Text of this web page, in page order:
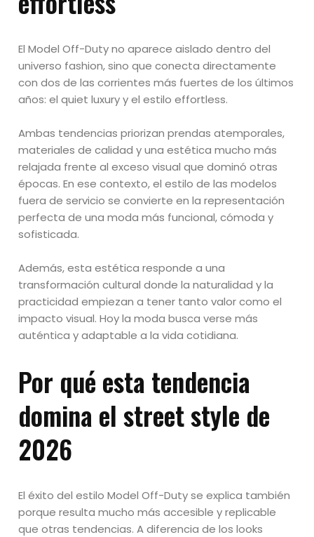
El Model Off-Duty no aparece aislado dentro del
universo fashion, sino que conecta directamente
con dos de las corrientes más fuertes de los últimos
años: el quiet luxury y el estilo effortless.
Ambas tendencias priorizan prendas atemporales,
materiales de calidad y una estética mucho más
relajada frente al exceso visual que dominó otras
épocas. En ese contexto, el estilo de las modelos
fuera de servicio se convierte en la representación
perfecta de una moda más funcional, cómoda y
sofisticada.
Además, esta estética responde a una
transformación cultural donde la naturalidad y la
practicidad empiezan a tener tanto valor como el
impacto visual. Hoy la moda busca verse más
auténtica y adaptable a la vida cotidiana.
Por qué esta tendencia
domina el street style de
2026
El éxito del estilo Model Off-Duty se explica también
porque resulta mucho más accesible y replicable
que otras tendencias. A diferencia de los looks